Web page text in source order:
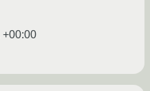
+00:00